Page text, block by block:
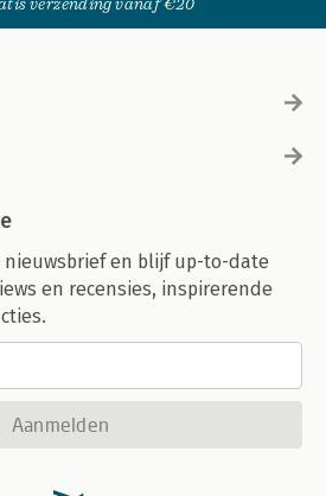
verzending vanaf €20
nieuwsbrief en blijf up-to-date
en recensies, inspirerende
Aanmelden